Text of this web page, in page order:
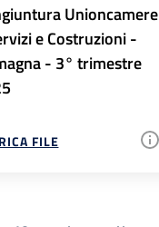
Unioncamere
e Costruzioni -
- 3° trimestre
FILE